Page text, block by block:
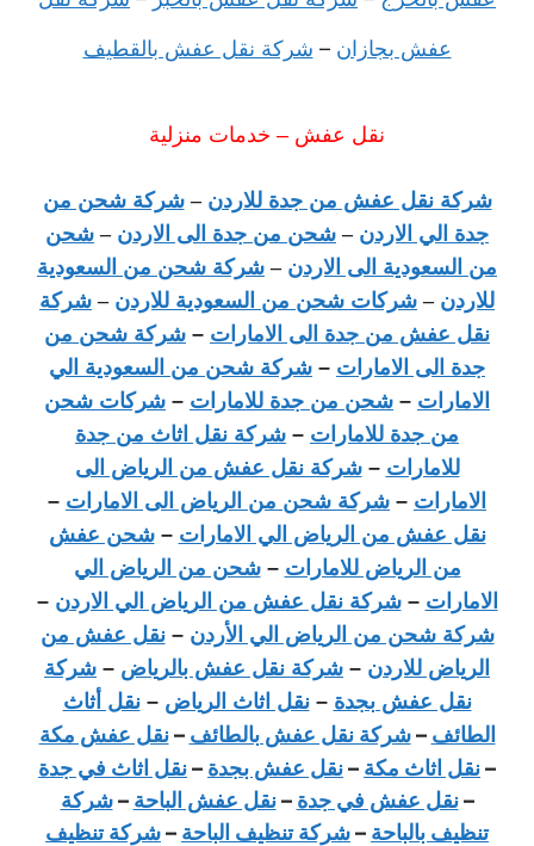
عفش بجازان– شركة نقل عفش بالقطيف
نقل عفش – خدمات منزلية
شركة نقل عفش من جدة للاردن– شركة شحن من
جدة الي الاردن– شحن من جدة الى الاردن– شحن
من السعودية الى الاردن– شركة شحن من السعودية
للاردن– شركات شحن من السعودية للاردن– شركة
نقل عفش من جدة الى الامارات– شركة شحن من
جدة الى الامارات– شركة شحن من السعودية الي
الامارات– شحن من جدة للامارات– شركات شحن
من جدة للامارات– شركة نقل اثاث من جدة
للامارات– شركة نقل عفش من الرياض الى
الامارات– شركة شحن من الرياض الى الامارات–
نقل عفش من الرياض الي الامارات– شحن عفش
من الرياض للامارات– شحن من الرياض الي
الامارات– شركة نقل عفش من الرياض الي الاردن–
شركة شحن من الرياض الي الأردن– نقل عفش من
الرياض للاردن– شركة نقل عفش بالرياض– شركة
نقل عفش بجدة– نقل اثاث الرياض– نقل أثاث
الطائف–شركة نقل عفش بالطائف–نقل عفش مكة
–نقل اثاث مكة–نقل عفش بجدة–نقل اثاث في جدة
–نقل عفش في جدة–نقل عفش الباحة–شركة
تنظيف بالباحة–شركة تنظيف الباحة–شركة تنظيف